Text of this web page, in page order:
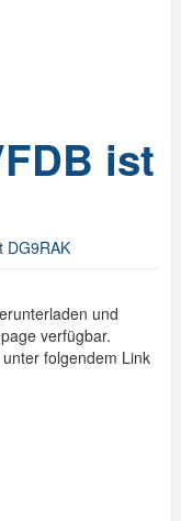
ist
DG9RAK
und
verfügbar.
folgendem Link